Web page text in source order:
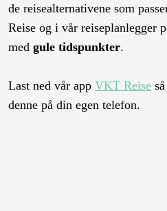
de reisealternativene som
Reise og i vår reiseplanlegger
med gule tidspunkter.
Last ned vår app VKT Reise
denne på din egen telefon.